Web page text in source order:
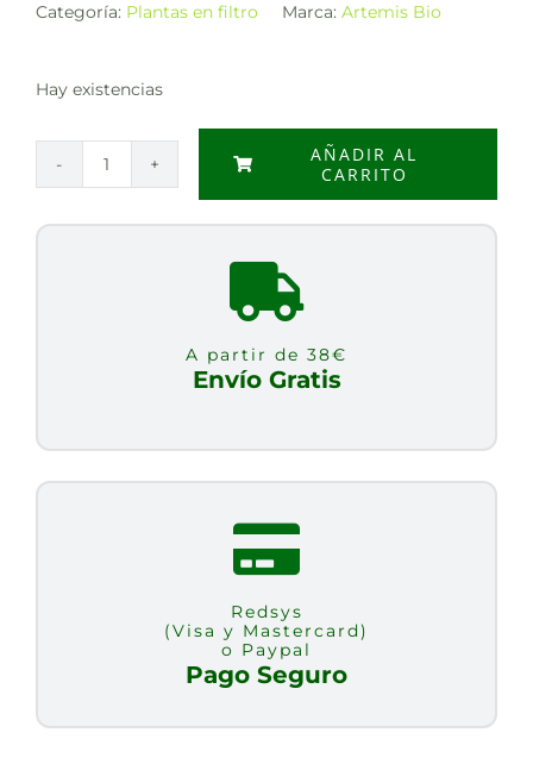
Categoría: Plantas en filtro Marca: Artemis Bio
Hay existencias
MANZANILLA
AÑADIR AL
CARRITO
A partir de 38€
Envío Gratis
Redsys
(Visa y Mastercard)
o Paypal
Pago Seguro